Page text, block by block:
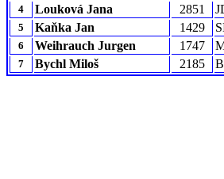
4 Louková Jana 2851
5 Kaňka Jan 1429
6 Weihrauch Jurgen 1747
7 Bychl Miloš 2185